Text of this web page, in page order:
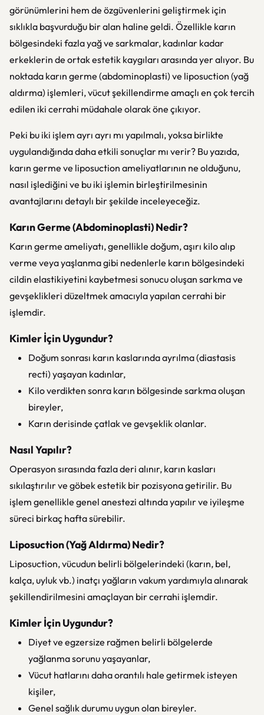
görünümlerini hem de özgüvenlerini geliştirmek için
sıklıkla başvurduğu bir alan haline geldi. Özellikle karın
bölgesindeki fazla yağ ve sarkmalar, kadınlar kadar
erkeklerin de ortak estetik kaygıları arasında yer alıyor. Bu
noktada karın germe (abdominoplasti) ve liposuction (yağ
aldırma) işlemleri, vücut şekillendirme amaçlı en çok tercih
edilen iki cerrahi müdahale olarak öne çıkıyor.
Peki bu iki işlem ayrı ayrı mı yapılmalı, yoksa birlikte
uygulandığında daha etkili sonuçlar mı verir? Bu yazıda,
karın germe ve liposuction ameliyatlarının ne olduğunu,
nasıl işlediğini ve bu iki işlemin birleştirilmesinin
avantajlarını detaylı bir şekilde inceleyeceğiz.
Karın Germe (Abdominoplasti) Nedir?
Karın germe ameliyatı, genellikle doğum, aşırı kilo alıp
verme veya yaşlanma gibi nedenlerle karın bölgesindeki
cildin elastikiyetini kaybetmesi sonucu oluşan sarkma ve
gevşeklikleri düzeltmek amacıyla yapılan cerrahi bir
işlemdir.
Kimler İçin Uygundur?
Doğum sonrası karın kaslarında ayrılma (diastasis
recti) yaşayan kadınlar,
Kilo verdikten sonra karın bölgesinde sarkma oluşan
bireyler,
Karın derisinde çatlak ve gevşeklik olanlar.
Nasıl Yapılır?
Operasyon sırasında fazla deri alınır, karın kasları
sıkılaştırılır ve göbek estetik bir pozisyona getirilir. Bu
işlem genellikle genel anestezi altında yapılır ve iyileşme
süreci birkaç hafta sürebilir.
Liposuction (Yağ Aldırma) Nedir?
Liposuction, vücudun belirli bölgelerindeki (karın, bel,
kalça, uyluk vb.) inatçı yağların vakum yardımıyla alınarak
şekillendirilmesini amaçlayan bir cerrahi işlemdir.
Kimler İçin Uygundur?
Diyet ve egzersize rağmen belirli bölgelerde
yağlanma sorunu yaşayanlar,
Vücut hatlarını daha orantılı hale getirmek isteyen
kişiler,
Genel sağlık durumu uygun olan bireyler.